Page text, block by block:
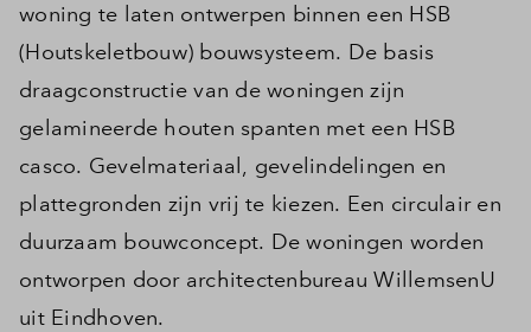
woning te laten ontwerpen binnen een HSB
(Houtskeletbouw) bouwsysteem. De basis
draagconstructie van de woningen zijn
gelamineerde houten spanten met een HSB
casco. Gevelmateriaal, gevelindelingen en
plattegronden zijn vrij te kiezen. Een circulair en
duurzaam bouwconcept. De woningen worden
ontworpen door architectenbureau WillemsenU
uit Eindhoven.